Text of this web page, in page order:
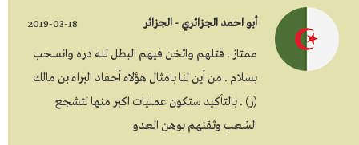
أبو احمد الجزائري - الجزائر 2019-03-18
ممتاز . قتلهم واثخن فيهم البطل لله دره وانسحب
بسلام . من أين لنا بامثال هؤلاء أحفاد البراء بن مالك
(ر) . بالتأكيد ستكون عمليات اكبر منها لتشجع
الشعب وثقتهم بوهن العدو